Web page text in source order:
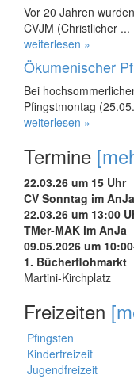
Vor 20 Jahren
CVJM (Christlicher ...
weiterlesen »
Ökumenischer
Bei
Pfingstmontag
weiterlesen »
Termine
22.03.26 um 15 Uhr
CV Sonntag im AnJa
22.03.26 um 13:00
TMer-MAK im AnJa
09.05.2026 um
1. Bücherflohmarkt
Martini-Kirchplatz
Freizeiten
Pfingsten
Kinderfreizeit
Jugendfreizeit